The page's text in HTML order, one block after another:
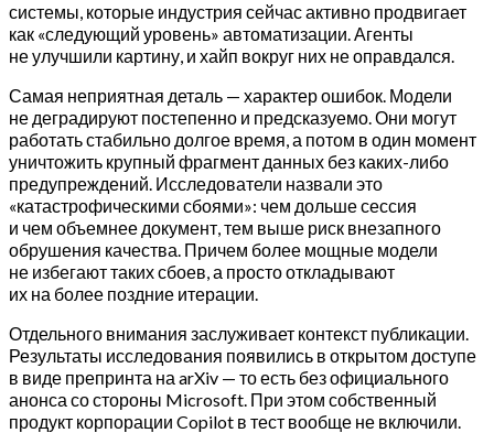
системы, которые индустрия сейчас активно продвигает
как «следующий уровень» автоматизации. Агенты
не улучшили картину, и хайп вокруг них не оправдался.
Самая неприятная деталь — характер ошибок. Модели
не деградируют постепенно и предсказуемо. Они могут
работать стабильно долгое время, а потом в один момент
уничтожить крупный фрагмент данных без каких-либо
предупреждений. Исследователи назвали это
«катастрофическими сбоями»: чем дольше сессия
и чем объемнее документ, тем выше риск внезапного
обрушения качества. Причем более мощные модели
не избегают таких сбоев, а просто откладывают
их на более поздние итерации.
Отдельного внимания заслуживает контекст публикации.
Результаты исследования появились в открытом доступе
в виде препринта на arXiv — то есть без официального
анонса со стороны Microsoft. При этом собственный
продукт корпорации Copilot в тест вообще не включили.